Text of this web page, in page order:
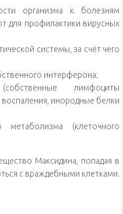
организма к болезням
для профилактики вирусных
системы, за счёт чего
интерферона;
лимфоциты
инородные белки
метаболизма (клеточного
Максидина, попадая в
с враждебными клетками.